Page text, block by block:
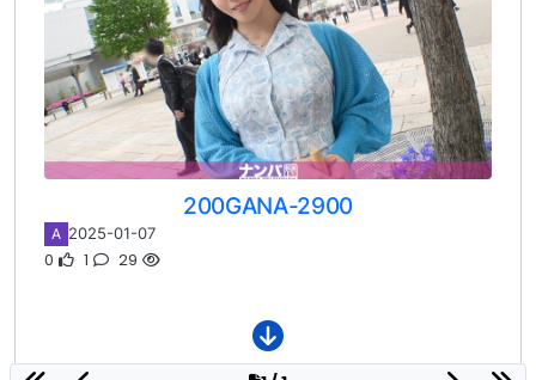
200GANA-2900
A 2025-01-07
0 1 29